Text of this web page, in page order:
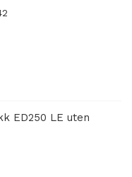
ED250 LE uten